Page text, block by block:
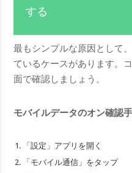
する
最もシンプルな原因として
ているケースがあります。
面で確認しましょう。
モバイルデータのオン確認
「設定」アプリを開く
「モバイル通信」をタップ